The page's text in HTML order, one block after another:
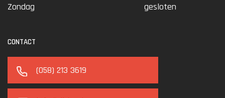
Zondag
gesloten
CONTACT
(058) 213 3619